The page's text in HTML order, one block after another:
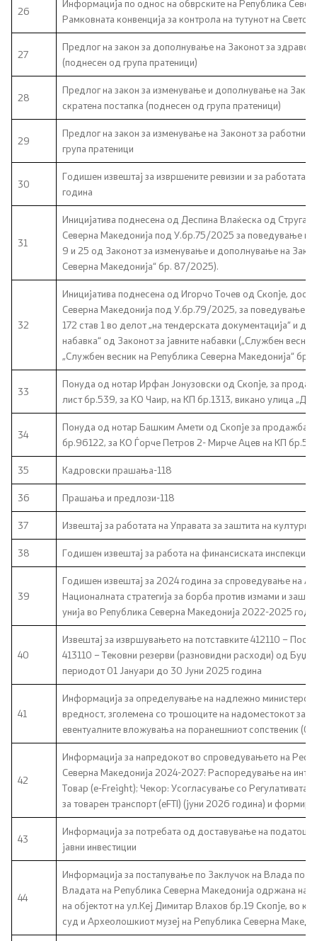
26
Информација по однос на обврските на Република
Рамковната конвенција за контрола на тутунот на
27
Предлог на закон за дополнување на Законот за
(поднесен од група пратеници)
28
Предлог на закон за изменување и дополнување на
скратена постапка (поднесен од група пратеници)
29
Предлог на закон за изменување на Законот за
група пратеници
30
Годишен извештај за извршените ревизии и за работата
година
31
Иницијатива поднесена од Деспина Влаќеска од Струга,
Северна Македонија под У.бр.75/2025 за поведување
9 и 25 од Законот за изменување и дополнување на
Северна Македонија“ бр. 87/2025).
32
Иницијатива поднесена од Игорчо Точев од Скопје,
Северна Македонија под У.бр.79/2025, за поведување
172 став 1 во делот „на тендерската документација“ и
набавка“ од Законот за јавните набавки („Службен
„Службен весник на Република Северна Македонија“
33
Понуда од нотар Ирфан Јонузовски од Скопје, за
лист бр.539, за КО Чаир, на КП бр.1313, викано улица
34
Понуда од нотар Башким Амети од Скопје за продажба
бр.96122, за КО Ѓорче Петров 2- Мирче Ацев на КП
35 Кадровски прашања-118
36 Прашања и предлози-118
37 Извештај за работата на Управата за заштита на
38 Годишен извештај за работа на финансиската
39
Годишен извештај за 2024 година за спроведување на
Националната стратегија за борба против измами и
унија во Република Северна Македонија 2022-2025
40
Извештај за извршувањето на потставките 412110 –
413110 – Тековни резерви (разновидни расходи) од
периодот 01 Јануари до 30 Јуни 2025 година
41
Информација за определување на надлежно
вредност, зголемена со трошоците на надоместокот за
евентуалните вложувања на поранешниот сопственик
42
Информација за напредокот во спроведувањето на
Северна Македонија 2024-2027: Распоредување на
Товар (e-Freight); Чекор: Усогласување со
за товарен транспорт (eFTI) (јуни 2026 година) и
43
Информација за потребата од доставување на
јавни инвестиции
44
Информација за постапување по Заклучок на Влада по
Владата на Република Северна Македонија одржана на
на објектот на ул.Кеј Димитар Влахов бр.19 Скопје, во
суд и Археолошкиот музеј на Република Северна